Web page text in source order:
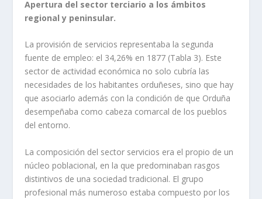
Apertura del sector terciario a los ámbitos
regional y peninsular.
La provisión de servicios representaba la segunda
fuente de empleo: el 34,26% en 1877 (Tabla 3). Este
sector de actividad económica no solo cubría las
necesidades de los habitantes orduñeses, sino que hay
que asociarlo además con la condición de que Orduña
desempeñaba como cabeza comarcal de los pueblos
del entorno.
La composición del sector servicios era el propio de un
núcleo poblacional, en la que predominaban rasgos
distintivos de una sociedad tradicional. El grupo
profesional más numeroso estaba compuesto por los